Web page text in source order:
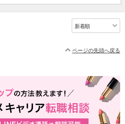
ページの先頭へ戻る